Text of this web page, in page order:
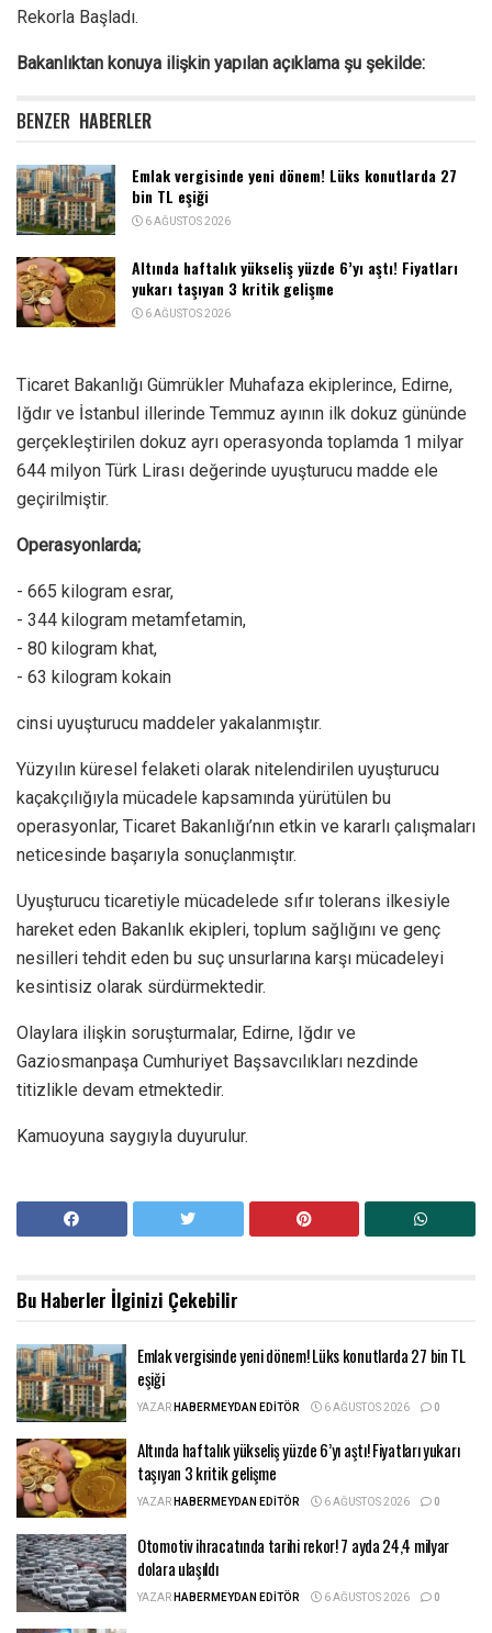
Rekorla Başladı.
Bakanlıktan konuya ilişkin yapılan açıklama şu şekilde:
BENZER HABERLER
Emlak vergisinde yeni dönem! Lüks konutlarda 27
bin TL eşiği
6 AĞUSTOS 2026
Altında haftalık yükseliş yüzde 6’yı aştı! Fiyatları
yukarı taşıyan 3 kritik gelişme
6 AĞUSTOS 2026
Ticaret Bakanlığı Gümrükler Muhafaza ekiplerince, Edirne,
Iğdır ve İstanbul illerinde Temmuz ayının ilk dokuz gününde
gerçekleştirilen dokuz ayrı operasyonda toplamda 1 milyar
644 milyon Türk Lirası değerinde uyuşturucu madde ele
geçirilmiştir.
Operasyonlarda;
-⁠ ⁠665 kilogram esrar,
-⁠ ⁠344 kilogram metamfetamin,
-⁠ ⁠80 kilogram khat,
-⁠ ⁠63 kilogram kokain
cinsi uyuşturucu maddeler yakalanmıştır.
Yüzyılın küresel felaketi olarak nitelendirilen uyuşturucu
kaçakçılığıyla mücadele kapsamında yürütülen bu
operasyonlar, Ticaret Bakanlığı’nın etkin ve kararlı çalışmaları
neticesinde başarıyla sonuçlanmıştır.
Uyuşturucu ticaretiyle mücadelede sıfır tolerans ilkesiyle
hareket eden Bakanlık ekipleri, toplum sağlığını ve genç
nesilleri tehdit eden bu suç unsurlarına karşı mücadeleyi
kesintisiz olarak sürdürmektedir.
Olaylara ilişkin soruşturmalar, Edirne, Iğdır ve
Gaziosmanpaşa Cumhuriyet Başsavcılıkları nezdinde
titizlikle devam etmektedir.
Kamuoyuna saygıyla duyurulur.
Bu Haberler İlginizi Çekebilir
Emlak vergisinde yeni dönem! Lüks konutlarda 27 bin TL
eşiği
YAZARHABERMEYDAN EDITÖR 6 AĞUSTOS 2026 0
Altında haftalık yükseliş yüzde 6’yı aştı! Fiyatları yukarı
taşıyan 3 kritik gelişme
YAZARHABERMEYDAN EDITÖR 6 AĞUSTOS 2026 0
Otomotiv ihracatında tarihi rekor! 7 ayda 24,4 milyar
dolara ulaşıldı
YAZARHABERMEYDAN EDITÖR 6 AĞUSTOS 2026 0